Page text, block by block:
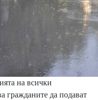
на всички
гражданите да подават